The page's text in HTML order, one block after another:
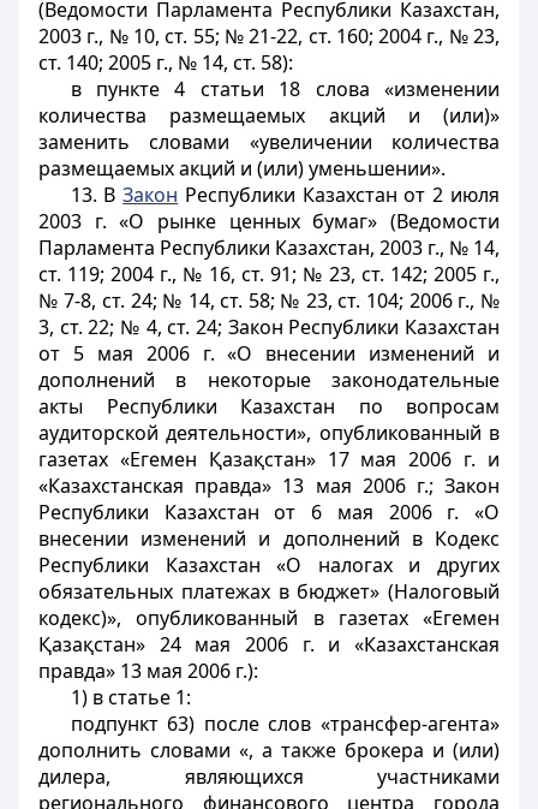
(Ведомости Парламента Республики Казахстан,
2003 г., № 10, ст. 55; № 21-22, ст. 160; 2004 г., № 23,
ст. 140; 2005 г., № 14, ст. 58):
в пункте 4 статьи 18 слова «изменении
количества размещаемых акций и (или)»
заменить словами «увеличении количества
размещаемых акций и (или) уменьшении».
13. ВЗакон Республики Казахстан от 2 июля
2003 г. «О рынке ценных бумаг» (Ведомости
Парламента Республики Казахстан, 2003 г., № 14,
ст. 119; 2004 г., № 16, ст. 91; № 23, ст. 142; 2005 г.,
№ 7-8, ст. 24; № 14, ст. 58; № 23, ст. 104; 2006 г., №
3, ст. 22; № 4, ст. 24; Закон Республики Казахстан
от 5 мая 2006 г. «О внесении изменений и
дополнений в некоторые законодательные
акты Республики Казахстан по вопросам
аудиторской деятельности», опубликованный в
газетах «Егемен Қазақстан» 17 мая 2006 г. и
«Казахстанская правда» 13 мая 2006 г.; Закон
Республики Казахстан от 6 мая 2006 г. «О
внесении изменений и дополнений в Кодекс
Республики Казахстан «О налогах и других
обязательных платежах в бюджет» (Налоговый
кодекс)», опубликованный в газетах «Егемен
Қазақстан» 24 мая 2006 г. и «Казахстанская
правда» 13 мая 2006 г.):
1) в статье 1:
подпункт 63) после слов «трансфер-агента»
дополнить словами «, а также брокера и (или)
дилера, являющихся участниками
регионального финансового центра города